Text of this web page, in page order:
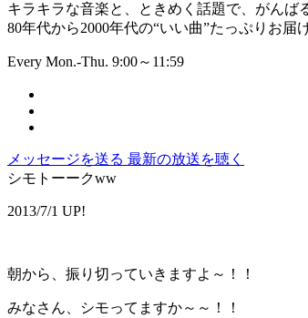
キラキラな音楽と、ときめく話題で、がんば
80年代から2000年代の“いい曲”たっぷりお届
Every Mon.-Thu. 9:00～11:59
メッセージを送る 最新の放送を聴く
シモトーークww
2013/7/1 UP!
朝から、振り切っていきますよ～！！
みなさん、シモってますか～～！！